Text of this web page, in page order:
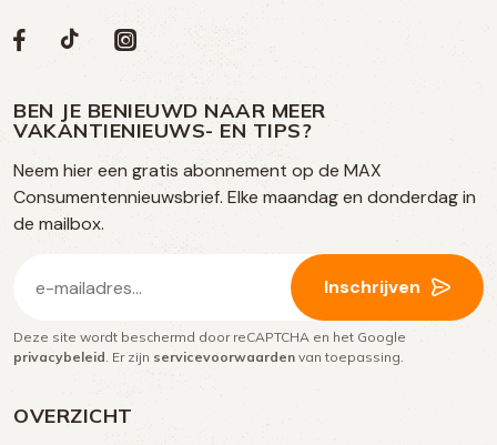
OVERZICHT
Volg
op
social
media
Social
Volg
op
Facebook
Volg
op
TikTok
Volg
op
Instagram
BEN JE BENIEUWD NAAR MEER
VAKANTIENIEUWS- EN TIPS?
Neem hier een gratis abonnement op de MAX
Consumentennieuwsbrief. Elke maandag en donderdag in
de mailbox.
mailadres
(Vereist)
Inschrijven
Deze site wordt beschermd door reCAPTCHA en het Google
privacybeleid . Er zijn servicevoorwaarden van toepassing.